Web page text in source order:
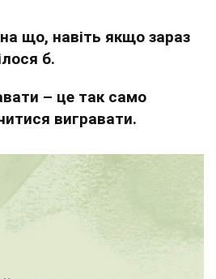
що, навіть якщо зараз
б.
– це так само
вигравати.